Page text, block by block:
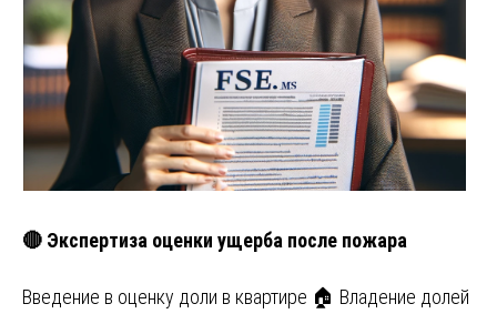
🔴 Экспертиза оценки ущерба после пожара
Введение в оценку доли в квартире 🏠 Владение долей